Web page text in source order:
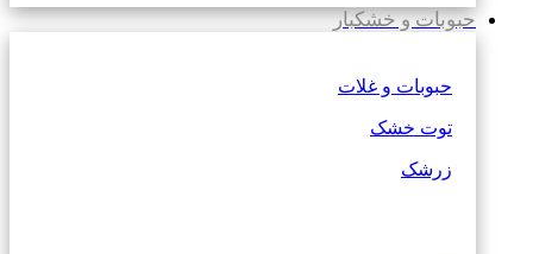
حبوبات و خشکبار
حبوبات و غلات
توت خشک
زرشک